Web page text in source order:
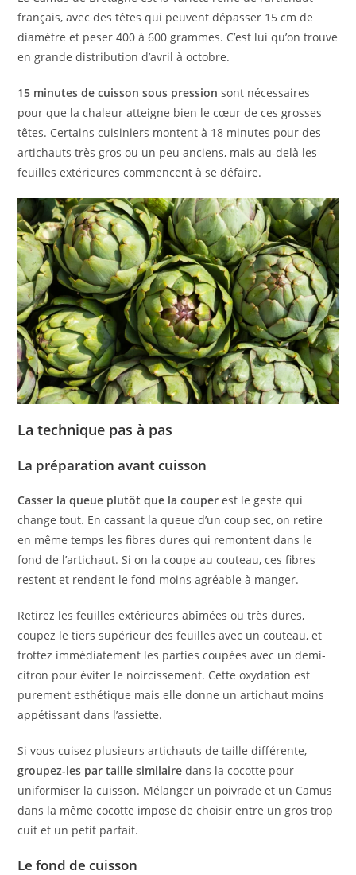
français, avec des têtes qui peuvent dépasser 15 cm de
diamètre et peser 400 à 600 grammes. C’est lui qu’on trouve
en grande distribution d’avril à octobre.
15 minutes de cuisson sous pression sont nécessaires
pour que la chaleur atteigne bien le cœur de ces grosses
têtes. Certains cuisiniers montent à 18 minutes pour des
artichauts très gros ou un peu anciens, mais au-delà les
feuilles extérieures commencent à se défaire.
La technique pas à pas
La préparation avant cuisson
Casser la queue plutôt que la couper est le geste qui
change tout. En cassant la queue d’un coup sec, on retire
en même temps les fibres dures qui remontent dans le
fond de l’artichaut. Si on la coupe au couteau, ces fibres
restent et rendent le fond moins agréable à manger.
Retirez les feuilles extérieures abîmées ou très dures,
coupez le tiers supérieur des feuilles avec un couteau, et
frottez immédiatement les parties coupées avec un demi-
citron pour éviter le noircissement. Cette oxydation est
purement esthétique mais elle donne un artichaut moins
appétissant dans l’assiette.
Si vous cuisez plusieurs artichauts de taille différente,
groupez-les par taille similaire dans la cocotte pour
uniformiser la cuisson. Mélanger un poivrade et un Camus
dans la même cocotte impose de choisir entre un gros trop
cuit et un petit parfait.
Le fond de cuisson